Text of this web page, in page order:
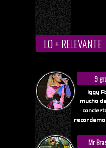
LO + RELEVANTE
9
Iggy
mucho
Mr